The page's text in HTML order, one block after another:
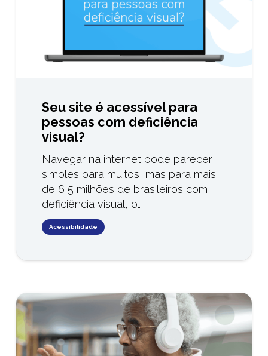
Seu site é acessível para
pessoas com deficiência
visual?
Navegar na internet pode parecer
simples para muitos, mas para mais
de 6,5 milhões de brasileiros com
deficiência visual, o…
Acessibilidade